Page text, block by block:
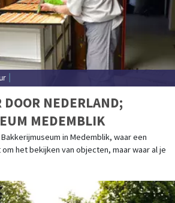
NEDERLAND;
MEDEMBLIK
Bakkerijmuseum in Medemblik, waar een
het bekijken van objecten, maar waar al je